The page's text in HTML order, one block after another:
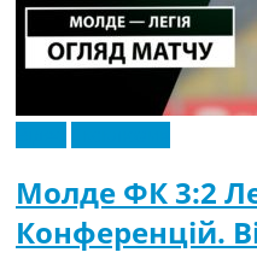
Молде ФК 3:2
Конференцій.